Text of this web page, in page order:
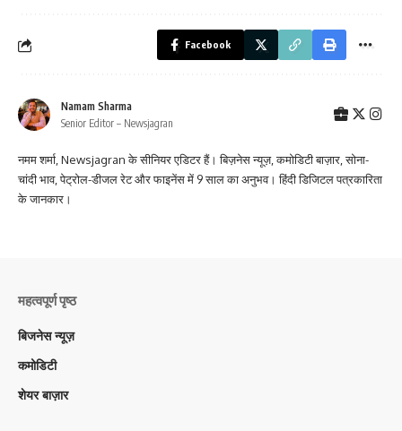
Facebook
Namam Sharma
Senior Editor – Newsjagran
नमम शर्मा, Newsjagran के सीनियर एडिटर हैं। बिज़नेस न्यूज़, कमोडिटी बाज़ार, सोना-
चांदी भाव, पेट्रोल-डीजल रेट और फाइनेंस में 9 साल का अनुभव। हिंदी डिजिटल पत्रकारिता
के जानकार।
महत्वपूर्ण पृष्ठ
बिजनेस न्यूज़
कमोडिटी
शेयर बाज़ार